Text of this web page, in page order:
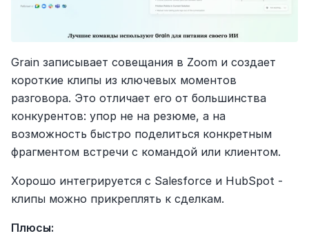
Grain записывает совещания в Zoom и создает
короткие клипы из ключевых моментов
разговора. Это отличает его от большинства
конкурентов: упор не на резюме, а на
возможность быстро поделиться конкретным
фрагментом встречи с командой или клиентом.
Хорошо интегрируется с Salesforce и HubSpot -
клипы можно прикреплять к сделкам.
Плюсы: